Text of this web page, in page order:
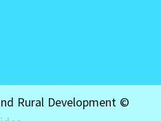
Rural Development ©